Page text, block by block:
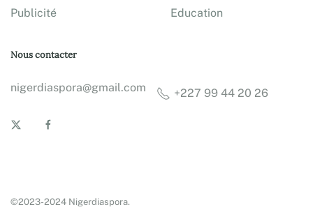
Publicité
Education
Nous contacter
nigerdiaspora@gmail.com +227 99 44 20 26
©2023-2024 Nigerdiaspora.